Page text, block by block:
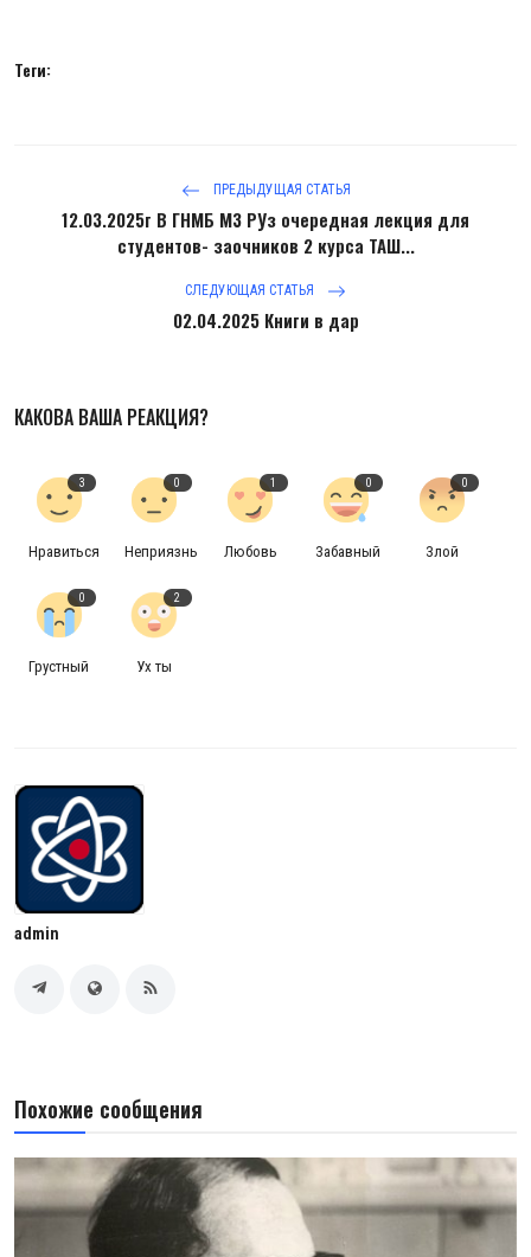
Теги:
ПРЕДЫДУЩАЯ СТАТЬЯ
12.03.2025г В ГНМБ МЗ РУз очередная лекция для
студентов- заочников 2 курса ТАШ...
СЛЕДУЮЩАЯ СТАТЬЯ
02.04.2025 Книги в дар
КАКОВА ВАША РЕАКЦИЯ?
3
Нравиться
0
Неприязнь
1
Любовь
0
Забавный
0
Злой
0
Грустный
2
Ух ты
admin
Похожие сообщения